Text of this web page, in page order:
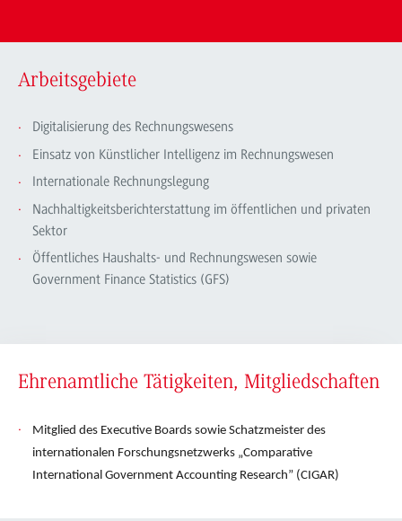
Arbeitsgebiete
Digitalisierung des Rechnungswesens
Einsatz von Künstlicher Intelligenz im Rechnungswesen
Internationale Rechnungslegung
Nachhaltigkeitsberichterstattung im öffentlichen und privaten
Sektor
Öffentliches Haushalts- und Rechnungswesen sowie
Government Finance Statistics (GFS)
Ehrenamtliche Tätigkeiten, Mitgliedschaften
Mitglied des Executive Boards sowie Schatzmeister des
internationalen Forschungsnetzwerks „Comparative
International Government Accounting Research” (CIGAR)